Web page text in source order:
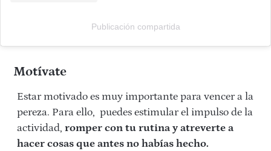
Publicación compartida
Motívate
Estar motivado es muy importante para vencer a la
pereza. Para ello, puedes estimular el impulso de la
actividad, romper con tu rutina y atreverte a
hacer cosas que antes no habías hecho.